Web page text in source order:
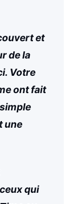
et
de la
Votre
ont fait
une
qui